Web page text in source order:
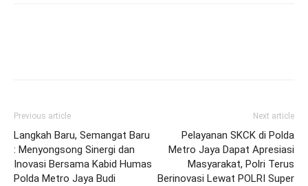
Previous article
Langkah Baru, Semangat Baru
: Menyongsong Sinergi dan
Inovasi Bersama Kabid Humas
Polda Metro Jaya Budi
Next article
Pelayanan SKCK di Polda
Metro Jaya Dapat Apresiasi
Masyarakat, Polri Terus
Berinovasi Lewat POLRI Super